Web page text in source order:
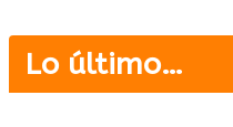
Lo último…